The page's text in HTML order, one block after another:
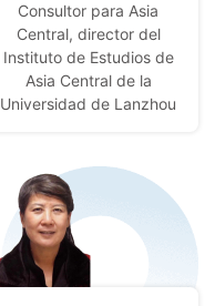
Consultor para Asia
Central, director del
Instituto de Estudios de
Asia Central de la
Universidad de Lanzhou